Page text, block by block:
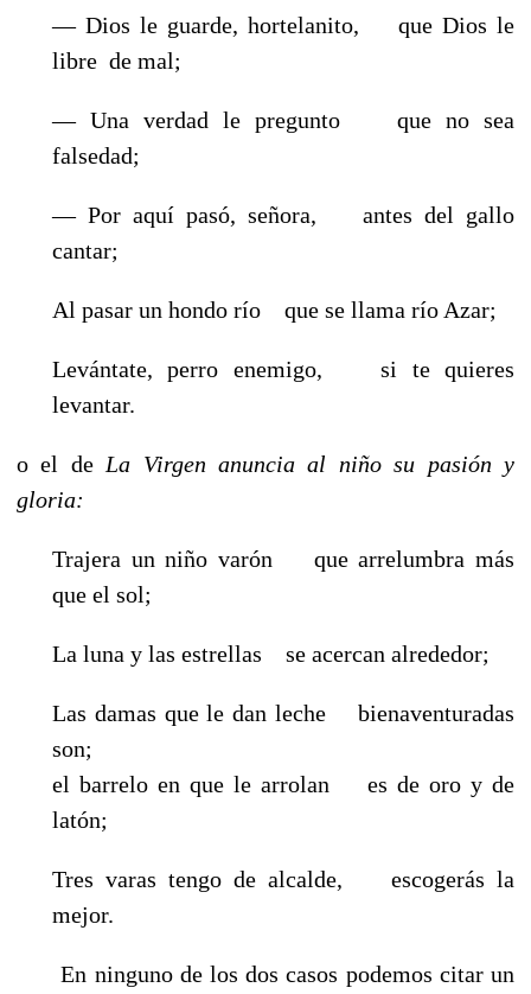
— Dios le guarde, hortelanito, que Dios le
libre de mal;
— Una verdad le pregunto que no sea
falsedad;
— Por aquí pasó, señora, antes del gallo
cantar;
Al pasar un hondo río que se llama río Azar;
Levántate, perro enemigo, si te quieres
levantar.
o el de La Virgen anuncia al niño su pasión y
gloria:
Trajera un niño varón que arrelumbra más
que el sol;
La luna y las estrellas se acercan alrededor;
Las damas que le dan leche bienaventuradas
son;
el barrelo en que le arrolan es de oro y de
latón;
Tres varas tengo de alcalde, escogerás la
mejor.
En ninguno de los dos casos podemos citar un